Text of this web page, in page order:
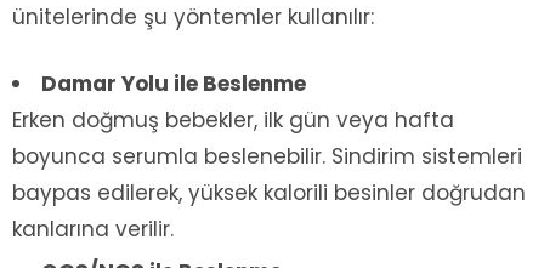
ünitelerinde şu yöntemler kullanılır:
Damar Yolu ile Beslenme
Erken doğmuş bebekler, ilk gün veya hafta
boyunca serumla beslenebilir. Sindirim sistemleri
baypas edilerek, yüksek kalorili besinler doğrudan
kanlarına verilir.